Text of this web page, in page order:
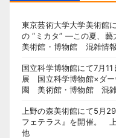
東京芸術大学大学美術館
の “ミカタ” ―この夏、
美術館・博物館 混雑情
国立科学博物館にて7月
展 国立科学博物館×ダ
園 美術館・博物館 混
上野の森美術館にて5月
フェテラス』を開催。
他